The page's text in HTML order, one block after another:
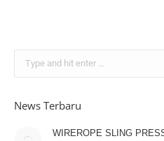
News Terbaru
WIREROPE SLING